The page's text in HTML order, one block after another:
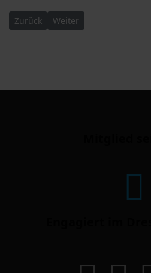
Vorheriger Beitrag: 34. Sitzung
Zurück Nächster Beitrag: 33.
Weiter